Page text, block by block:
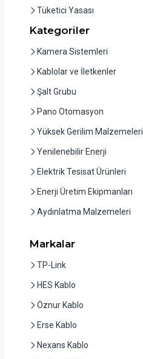
Tüketici Yasası
Kategoriler
Kamera Sistemleri
Kablolar ve İletkenler
Şalt Grubu
Pano Otomasyon
Yüksek Gerilim Malzemeleri
Yenilenebilir Enerji
Elektrik Tesisat Ürünleri
Enerji Üretim Ekipmanları
Aydınlatma Malzemeleri
Markalar
TP-Link
HES Kablo
Öznur Kablo
Erse Kablo
Nexans Kablo